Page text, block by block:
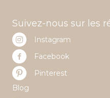
Suivez-nous sur les
Instagram
Facebook
Pinterest
Blog